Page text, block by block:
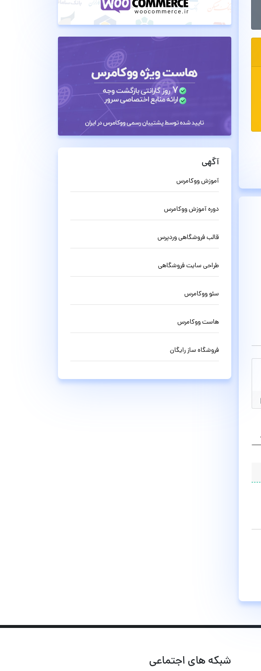
آگهی
آموزش ووکامرس
دوره آموزش ووکامرس
قالب فروشگاهی وردپرس
طراحی سایت فروشگاهی
سئو ووکامرس
هاست ووکامرس
فروشگاه ساز رایگان
شبکه های اجتماعی